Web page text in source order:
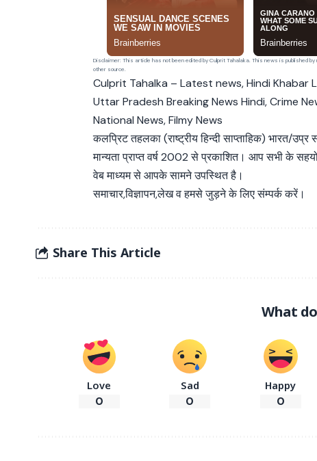
Disclaimer: This article has not been edited by Culprit Tahalaka. This news is published
other source.
Culprit Tahalka – Latest news, Hindi Khabar
Uttar Pradesh Breaking News Hindi, Crime
National News, Filmy News
कलप्रिट तहलका (राष्ट्रीय हिन्दी साप्ताहिक) भारत/उप्र
मान्यता प्राप्त वर्ष 2002 से प्रकाशित। आप सभी के
वेब माध्यम से आपके सामने उपस्थित है।
समाचार,विज्ञापन,लेख व हमसे जुड़ने के लिए संम्पर्क करें।
Share This Article
What
Love
0
Sad
0
Happy
0